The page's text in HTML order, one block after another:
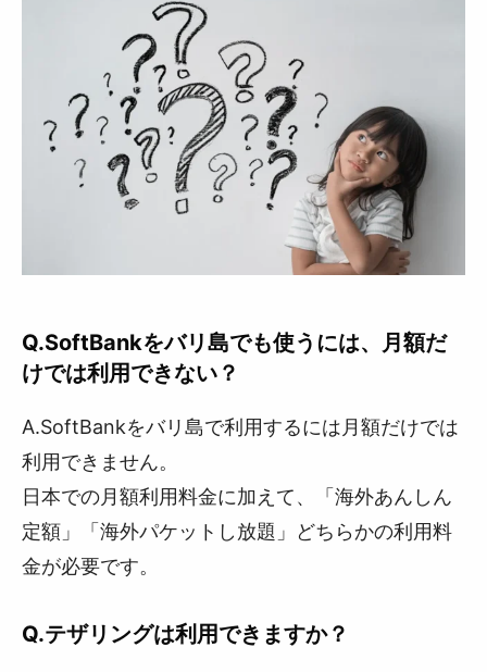
Q.SoftBankをバリ島でも使うには、月額だ
けでは利用できない？
A.SoftBankをバリ島で利用するには月額だけでは
利用できません。
日本での月額利用料金に加えて、「海外あんしん
定額」「海外パケットし放題」どちらかの利用料
金が必要です。
Q.テザリングは利用できますか？